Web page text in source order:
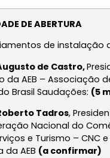
DE ABERTURA
de instalação
de Castro,
da AEB – Associação
Brasil Saudações: (5
Tadros,
Nacional do
e Turismo – CNC
da AEB (a confirmar)